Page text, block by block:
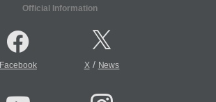
Official Information
Facebook X/ News